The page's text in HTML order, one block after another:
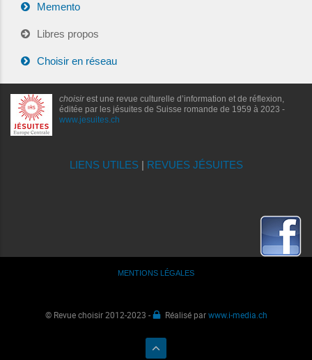
Memento
Libres propos
Choisir en réseau
choisirest une revue culturelle d’information et de réflexion,
éditée par les jésuites de Suisse romande de 1959 à 2023 -
www.jesuites.ch
LIENS UTILES| REVUES JÉSUITES
MENTIONS LÉGALES
© Revue choisir 2012-2023 - Réalisé parwww.i-media.ch